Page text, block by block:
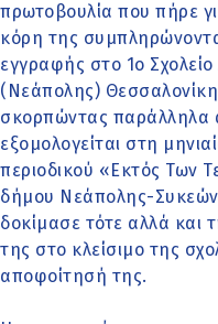
πρωτοβουλία που πήρε
κόρη της
εγγραφής στο 1ο
(Νεάπολης)
σκορπώντας παράλληλα
εξομολογείται στη
περιοδικού «Εκτός Των
δήμου Νεάπολης-
δοκίμασε τότε αλλά και
της στο κλείσιμο της
αποφοίτησή της.